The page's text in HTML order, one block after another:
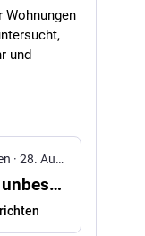
Wohnungen
und
· 28. Aug. 2025
Unsanierte und unbeschattete Wohnungen als Hitzefalle